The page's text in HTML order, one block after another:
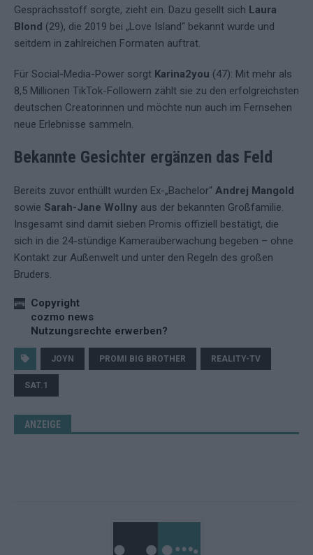
Gesprächsstoff sorgte, zieht ein. Dazu gesellt sich Laura
Blond (29), die 2019 bei „Love Island“ bekannt wurde und
seitdem in zahlreichen Formaten auftrat.
Für Social-Media-Power sorgt Karina2you (47): Mit mehr als
8,5 Millionen TikTok-Followern zählt sie zu den erfolgreichsten
deutschen Creatorinnen und möchte nun auch im Fernsehen
neue Erlebnisse sammeln.
Bekannte Gesichter ergänzen das Feld
Bereits zuvor enthüllt wurden Ex-„Bachelor“ Andrej Mangold
sowie Sarah-Jane Wollny aus der bekannten Großfamilie.
Insgesamt sind damit sieben Promis offiziell bestätigt, die
sich in die 24-stündige Kameraüberwachung begeben – ohne
Kontakt zur Außenwelt und unter den Regeln des großen
Bruders.
Copyright
cozmo news
Nutzungsrechte erwerben?
JOYN PROMI BIG BROTHER REALITY-TV
SAT.1
ANZEIGE